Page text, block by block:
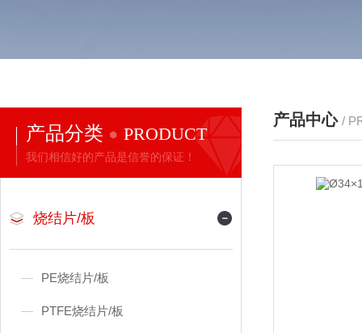
产品分类 PRODUCT
我们相信好的产品是信誉的保证！
烧结片/板
PE烧结片/板
PTFE烧结片/板
产品中心 /